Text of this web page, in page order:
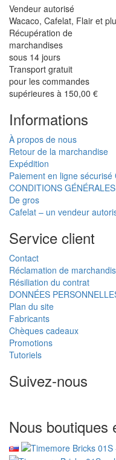
Vendeur autorisé
Wacaco, Cafelat, Flair et
Récupération de
marchandises
sous 14 jours
Transport gratuit
pour les commandes
supérieures à 150,00 €
Informations
À propos de nous
Retour de la marchandise
Expédition
Paiement en ligne sécurisé
CONDITIONS
De gros
Cafelat – un vendeur
Service client
Contact
Réclamation de
Résiliation du contrat
DONNÉES
Plan du site
Fabricants
Chèques cadeaux
Promotions
Tutoriels
Suivez-nous
Nous boutiques